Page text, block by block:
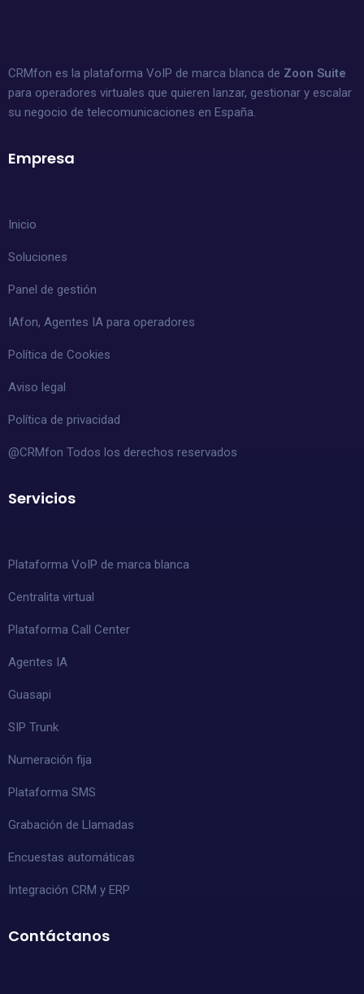
CRMfon es la plataforma VoIP de marca blanca de Zoon Suite
para operadores virtuales que quieren lanzar, gestionar y escalar
su negocio de telecomunicaciones en España.
Empresa
Inicio
Soluciones
Panel de gestión
IAfon, Agentes IA para operadores
Política de Cookies
Aviso legal
Política de privacidad
@CRMfon Todos los derechos reservados
Servicios
Plataforma VoIP de marca blanca
Centralita virtual
Plataforma Call Center
Agentes IA
Guasapi
SIP Trunk
Numeración fija
Plataforma SMS
Grabación de Llamadas
Encuestas automáticas
Integración CRM y ERP
Contáctanos